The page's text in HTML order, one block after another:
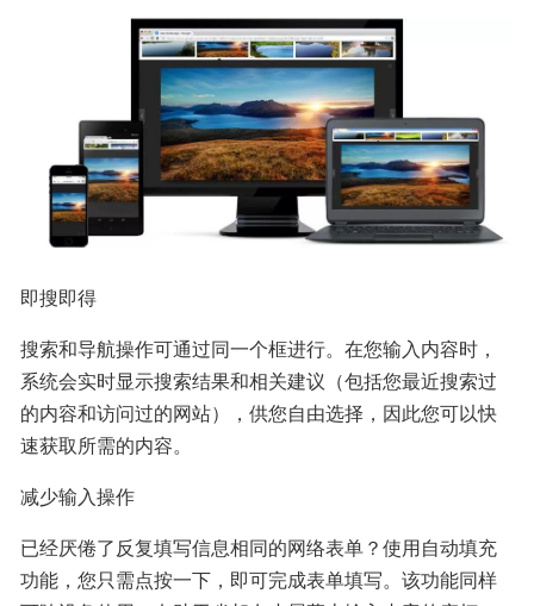
即搜即得
搜索和导航操作可通过同一个框进行。在您输入内容时，
系统会实时显示搜索结果和相关建议（包括您最近搜索过
的内容和访问过的网站），供您自由选择，因此您可以快
速获取所需的内容。
减少输入操作
已经厌倦了反复填写信息相同的网络表单？使用自动填充
功能，您只需点按一下，即可完成表单填写。该功能同样